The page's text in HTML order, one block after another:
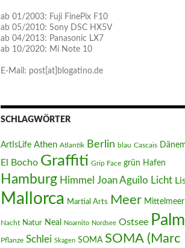
ab 01/2003: Fuji FinePix F10
ab 05/2010: Sony DSC HX5V
ab 04/2013: Panasonic LX7
ab 10/2020: Mi Note 10
E-Mail: post[at]blogatino.de
SCHLAGWÖRTER
ArtIsLife Athen Atlantik Berlin blau Cascais
El Bocho Graffiti Grip Face grün Hafen
Hamburg Himmel Joan Aguilo Licht
Mallorca Martial Arts Meer Mittelmeer
Nacht Natur Neal Noarnito Nordsee Ostsee
Pflanze Schlei Skagen SOMA SOMA (Marc